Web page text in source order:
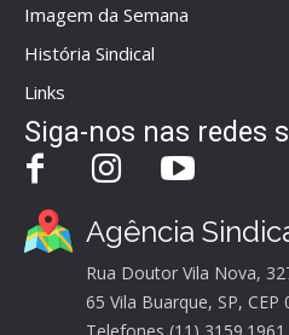
Imagem da Semana
História Sindical
Links
Siga-nos nas redes
Agência
Rua Doutor Vila Nova,
65 Vila Buarque, SP, CEP